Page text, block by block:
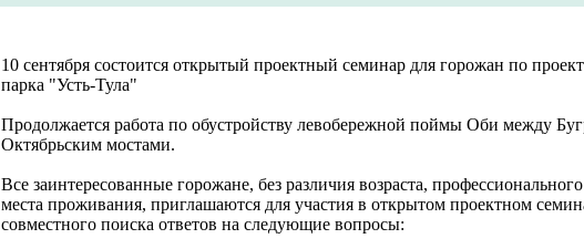
10 сентября состоится открытый проектный семинар для горожан по
парка "Усть-Тула"
Продолжается работа по обустройству левобережной поймы Оби между
Октябрьским мостами.
Все заинтересованные горожане, без различия возраста, профессионального
места проживания, приглашаются для участия в открытом проектном
совместного поиска ответов на следующие вопросы: